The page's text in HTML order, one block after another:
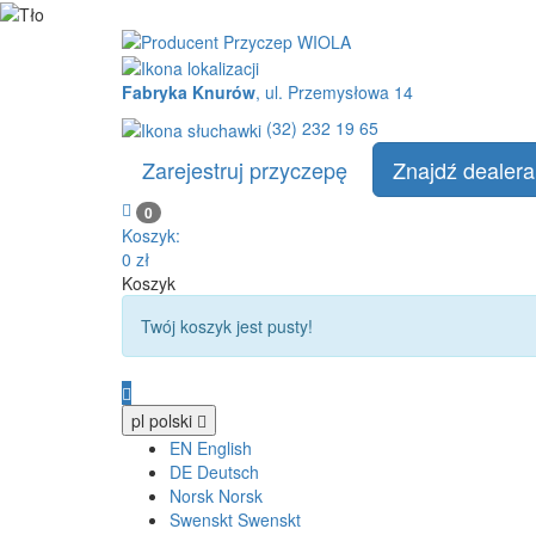
Fabryka Knurów, ul. Przemysłowa 14
(32) 232 19 65
Zarejestruj przyczepę Znajdź dealera
0
Koszyk:
0 zł
Koszyk
info:
Twój koszyk jest pusty!
pl polski
EN English
DE Deutsch
Norsk Norsk
Swenskt Swenskt